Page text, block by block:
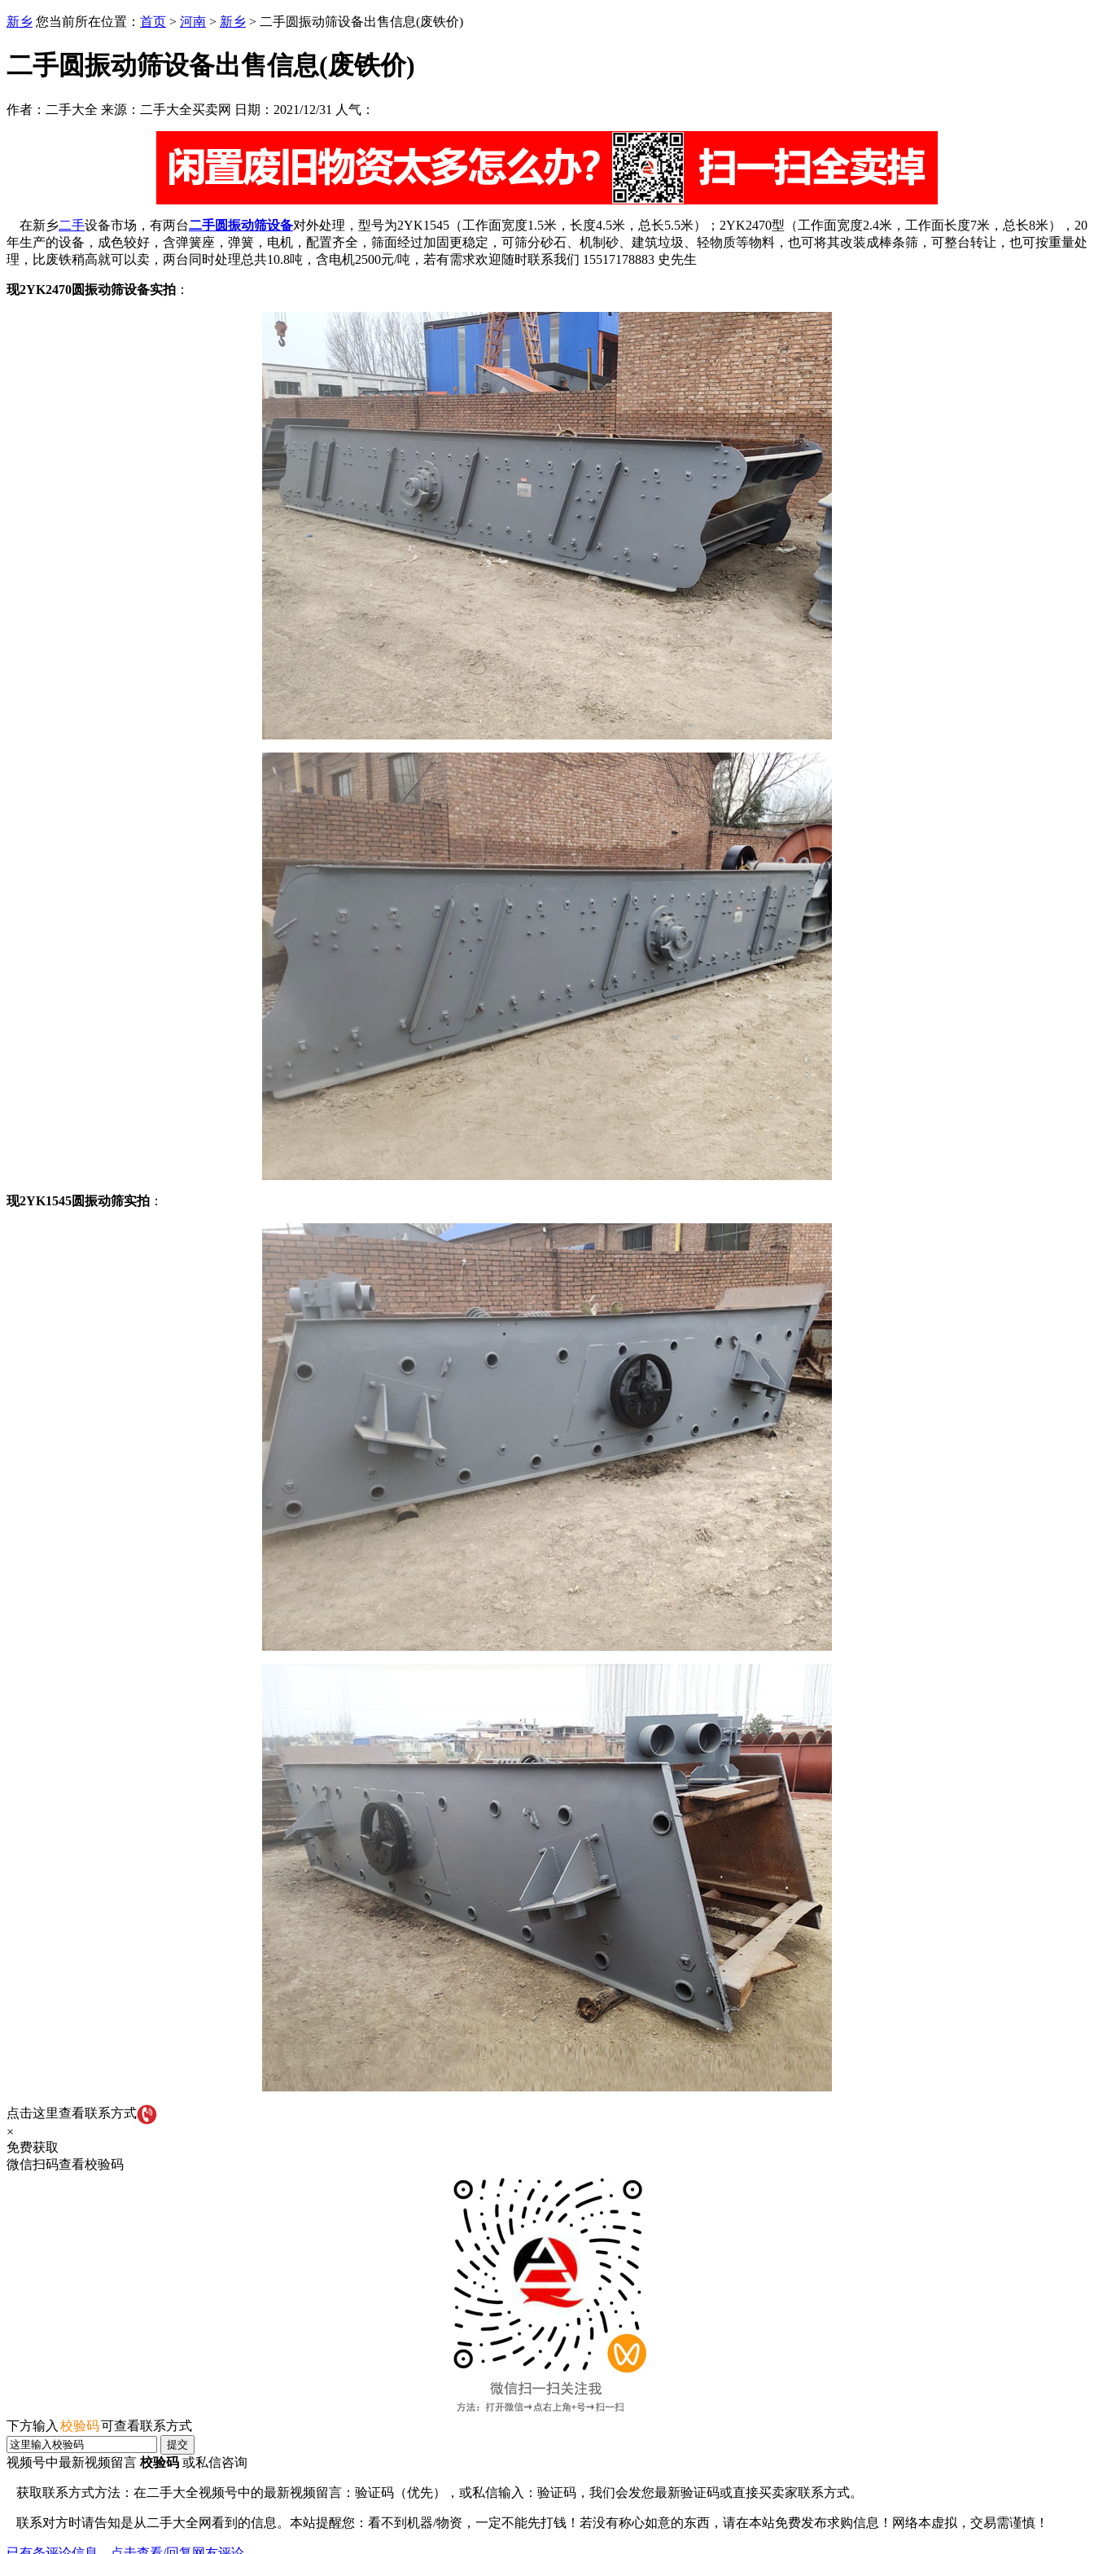
新乡 您当前所在位置： 首页 > 河南 > 新乡 > 二手圆振动筛设备出售信息(废铁价)
二手圆振动筛设备出售信息(废铁价)
作者：二手大全 来源：二手大全买卖网 日期：2021/12/31 人气：
在新乡二手设备市场，有两台二手圆振动筛设备对外处理，型号为2YK1545（工作面宽度1.5米，长度4.5米，总长5.5米）；2YK2470型（工作面宽度2.4米，工作面长度7米，总长8米），20
年生产的设备，成色较好，含弹簧座，弹簧，电机，配置齐全，筛面经过加固更稳定，可筛分砂石、机制砂、建筑垃圾、轻物质等物料，也可将其改装成棒条筛，可整台转让，也可按重量处
理，比废铁稍高就可以卖，两台同时处理总共10.8吨，含电机2500元/吨，若有需求欢迎随时联系我们 15517178883 史先生
现2YK2470圆振动筛设备实拍 ：
现2YK1545圆振动筛实拍 ：
点击这里查看联系方式
×
免费获取
微信扫码查看校验码
下方输入 校验码可查看联系方式
提交
视频号中最新视频留言 校验码 或私信咨询
获取联系方式方法：在二手大全视频号中的最新视频留言： 验证码 （优先），或私信输入：验证码，我们会发您最新验证码或直接买卖家联系方式。
联系对方时请告知是从 二手大全网看到的信息。本站提醒您： 看不到机器/物资，一定不能先打钱！ 若没有称心如意的东西，请在本站免费发布求购信息！ 网络本虚拟，交易需谨慎！